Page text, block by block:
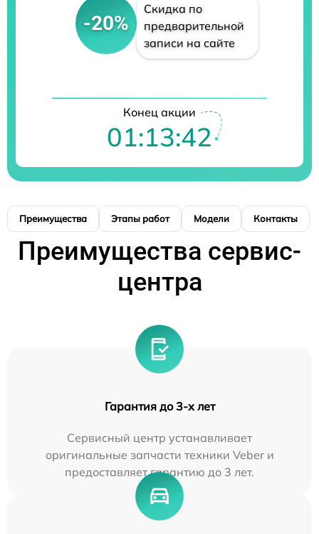
-20%
Скидка по
предварительной
записи на сайте
Конец акции
01:13:41
Преимущества Этапы работ Модели Контакты
Преимущества сервис-
центра
Гарантия до 3-х лет
Сервисный центр устанавливает
оригинальные запчасти техники Veber и
предоставляет гарантию до 3 лет.